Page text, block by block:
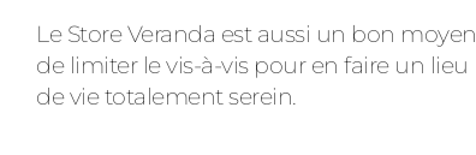
Le Store Veranda est aussi un bon moyen
de limiter le vis-à-vis pour en faire un lieu
de vie totalement serein.